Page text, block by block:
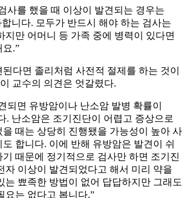
사를 했을 때 이상이 발견되는 경우는
합니다. 모두가 반드시 해야 하는 검사는
지만 어머니 등 가족 중에 병력이 있다면
요.”
다면 졸리처럼 사전적 절제를 하는 것이
교수의 의견은 엇갈렸다.
되면 유방암이나 난소암 발병 확률이
. 난소암은 조기진단이 어렵고 증상으로
때는 상당히 진행됐을 가능성이 높아 사
합니다. 이에 반해 유방암은 발견이 쉬
때문에 정기적으로 검사만 하면 조기진
자 이상이 발견되었다고 해서 미리 약을
는 뾰족한 방법이 없어 답답하지만 그래도
요는 없다고 봅니다.”